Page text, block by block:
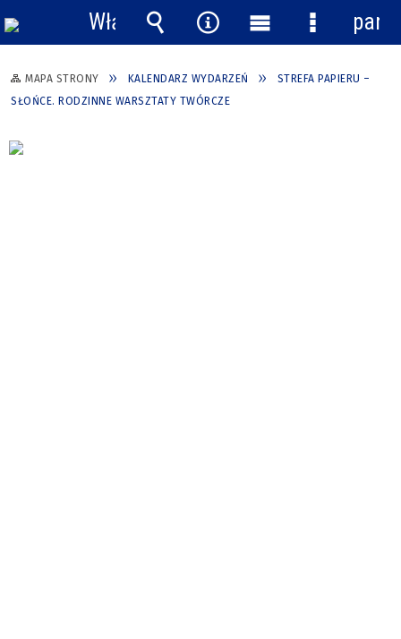
MAPA STRONY KALENDARZ WYDARZEŃ
STREFA PAPIERU –
SŁOŃCE. RODZINNE WARSZTATY TWÓRCZE
Włącz
powiadomienia
Wyszukiwarka
Narzędzia
Menu
główne
Menu
panel